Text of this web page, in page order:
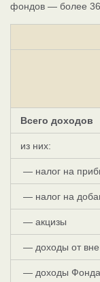
фондов — более
Всего доходов
из них:
— налог на
— налог на
— акцизы
— доходы от
— доходы Фонда